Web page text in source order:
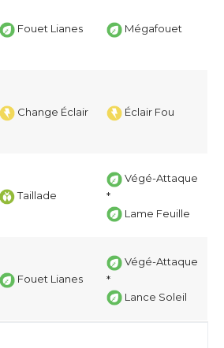
Fouet Lianes Mégafouet
Change Éclair Éclair Fou
Taillade
Végé-Attaque
*
Lame Feuille
Fouet Lianes
Végé-Attaque
*
Lance Soleil